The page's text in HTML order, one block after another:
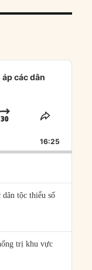
các dân
JUMP
FORWARD
SHARE
16:25
tộc thiểu số
trị khu vực